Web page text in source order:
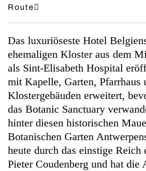
Route
Das luxuriöseste Hotel
ehemaligen Kloster aus dem
als Sint-Elisabeth Hospital
mit Kapelle, Garten, Pfarrhaus
Klostergebäuden erweitert,
das Botanic Sanctuary
hinter diesen historischen
Botanischen Garten
heute durch das einstige Reich
Pieter Coudenberg und hat die